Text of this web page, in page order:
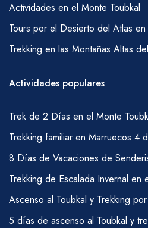
principales rotan
de la caminata.
obtengas cuscús un
* Los vegetarianos,
tipo deben informar al
CONSEJOS
Naturalmente, dar
siempre nos piden
Así que, aquí está lo
Actividades en el Monte Toubkal
Tours por el Desierto del Atlas
Trekking en las Montañas Altas
Actividades populares
Trek de 2 Días en el Monte
Trekking familiar en Marruecos 4
8 Días de Vacaciones de
Trekking de Escalada Invernal en
Ascenso al Toubkal y Trekking
5 días de ascenso al Toubkal y